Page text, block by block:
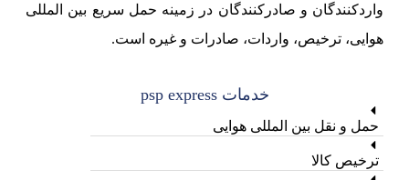
واردکنندگان و صادرکنندگان در زمینه حمل سریع بین المللی
هوایی، ترخیص، واردات، صادرات و غیره است.
خدمات psp express
حمل و نقل بین المللی هوایی
ترخیص کالا